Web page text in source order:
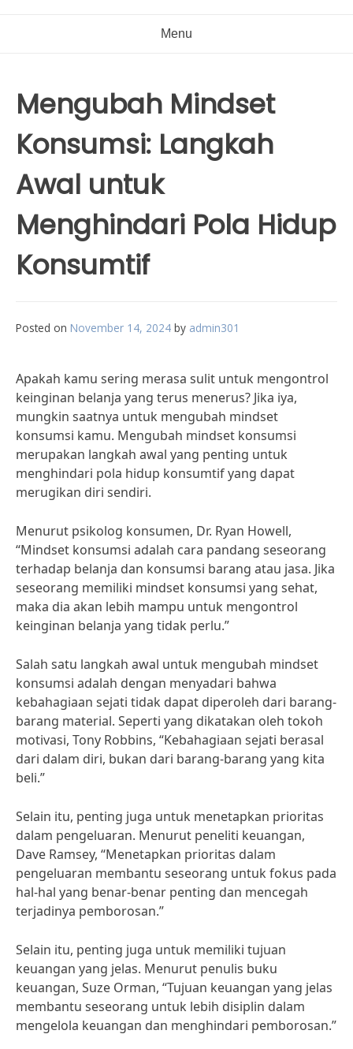
Menu
Mengubah Mindset
Konsumsi: Langkah
Awal untuk
Menghindari Pola Hidup
Konsumtif
Posted on November 14, 2024 by admin301
Apakah kamu sering merasa sulit untuk mengontrol
keinginan belanja yang terus menerus? Jika iya,
mungkin saatnya untuk mengubah mindset
konsumsi kamu. Mengubah mindset konsumsi
merupakan langkah awal yang penting untuk
menghindari pola hidup konsumtif yang dapat
merugikan diri sendiri.
Menurut psikolog konsumen, Dr. Ryan Howell,
“Mindset konsumsi adalah cara pandang seseorang
terhadap belanja dan konsumsi barang atau jasa. Jika
seseorang memiliki mindset konsumsi yang sehat,
maka dia akan lebih mampu untuk mengontrol
keinginan belanja yang tidak perlu.”
Salah satu langkah awal untuk mengubah mindset
konsumsi adalah dengan menyadari bahwa
kebahagiaan sejati tidak dapat diperoleh dari barang-
barang material. Seperti yang dikatakan oleh tokoh
motivasi, Tony Robbins, “Kebahagiaan sejati berasal
dari dalam diri, bukan dari barang-barang yang kita
beli.”
Selain itu, penting juga untuk menetapkan prioritas
dalam pengeluaran. Menurut peneliti keuangan,
Dave Ramsey, “Menetapkan prioritas dalam
pengeluaran membantu seseorang untuk fokus pada
hal-hal yang benar-benar penting dan mencegah
terjadinya pemborosan.”
Selain itu, penting juga untuk memiliki tujuan
keuangan yang jelas. Menurut penulis buku
keuangan, Suze Orman, “Tujuan keuangan yang jelas
membantu seseorang untuk lebih disiplin dalam
mengelola keuangan dan menghindari pemborosan.”